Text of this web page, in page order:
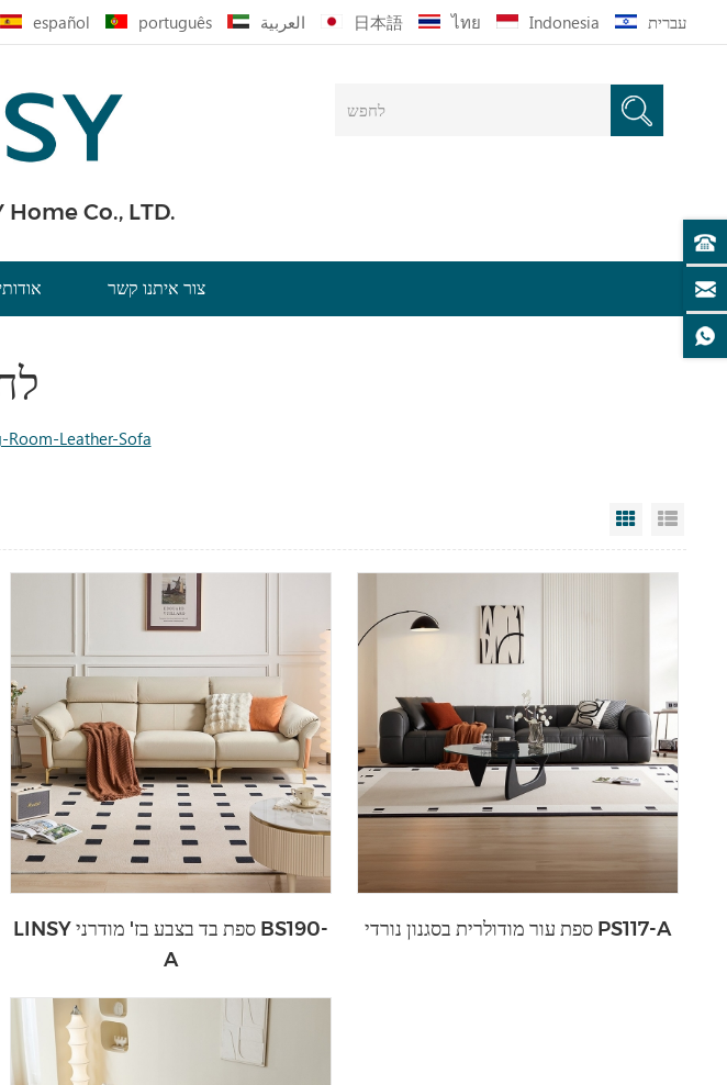
español português العربية 日本語 ไทย Indonesia עברית
Co., LTD.
צור איתנו קשר
Room-Leather-Sofa
Grid View
LINSY ספת בד בצבע בז' מודרני BS190-
A
ספת עור מודולרית בסגנון נורדי PS117-A